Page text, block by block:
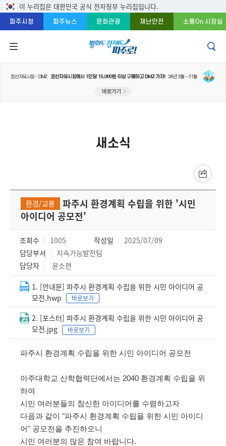
본문 바로가기
주메뉴 바로가기
푸터 바로가기
이 누리집은 대한민국 공식 전자정부 누리집입니다.
파주시청 파주뉴스 문화관광 재난안전 소통On 시장실
새소식
환경/교통
파주시 환경계획 수립을 위한 '시민
아이디어 공모전'
조회수 1005 작성일
2025/07/09
담당부서
지속가능발전팀
담당자
윤소현
1. [안내문] 파주시 환경계획 수립을 위한 시민 아이디어 공
모전.hwp
바로보기
2. [포스터] 파주시 환경계획 수립을 위한 시민 아이디어 공
모전.jpg
바로보기
파주시 환경계획 수립을 위한 시민 아이디어 공모전
아주대학교 산학협력단에서는 2040 환경계획 수립을 위
하여
시민 여러분들의 참신한 아이디어를 수렴하고자
다음과 같이 "파주시 환경계획 수립을 위한 시민 아이디
어" 공모전을 추진하오니
시민 여러분의 많은 참여 바랍니다.